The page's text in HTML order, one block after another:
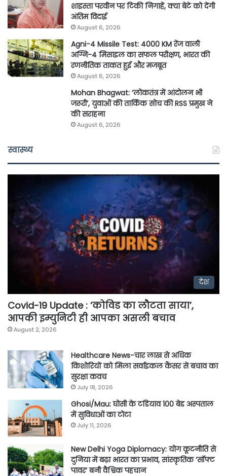
शाइस्ता परवीन पर टिकी निगाहें, क्या बेटे को देंगी
अंतिम विदाई
August 6, 2026
Agni-4 Missile Test: 4000 KM रेंज वाली
अग्नि-4 मिसाइल का सफल परीक्षण, भारत की
रणनीतिक ताकत हुई और मजबूत
August 6, 2026
Mohan Bhagwat: ‘लोकतंत्र में आंदोलन भी
जरूरी’, युवाओं की तार्किक सोच की RSS प्रमुख ने
की सराहना
August 6, 2026
स्वास्थ्य
देश
Covid-19 Update : ‘कोविड का लौटता साया’,
आपकी इम्युनिटी ही आपका असली बचाव
August 2, 2026
Healthcare News-चार लाख से अधिक
किशोरियों को मिला सर्वाइकल कैंसर से बचाव का
सुरक्षा कवच
July 18, 2026
Ghosi/Mau: घोसी के टडियाव 100 बेड अस्पताल
में सुविधाओं का टोटा
July 11, 2026
New Delhi Yoga Diplomacy: योग कूटनीति से
दुनिया में बढ़ा भारत का प्रभाव, सांस्कृतिक ‘सॉफ्ट
पावर’ बनी वैश्विक पहचान